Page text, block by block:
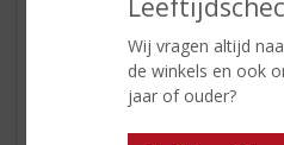
Wij vragen altijd
de winkels en ook
jaar of ouder?
WIJN VAN DE MAAND
WHISKY VAN DE MAAND
RUM VAN DE MAAND
BIER VAN DE MAAND